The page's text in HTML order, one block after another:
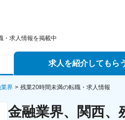
・求人情報を掲載中
求人を紹介してもら
エージェントサービス
スカウトサービス
界 残業20時間未満の転職・求人情報
金融業界、関西、